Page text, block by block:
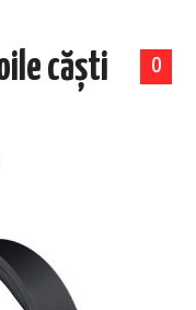
0
căști